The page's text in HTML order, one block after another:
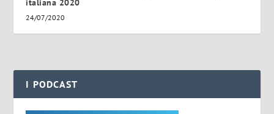
24/07/2020
I PODCAST